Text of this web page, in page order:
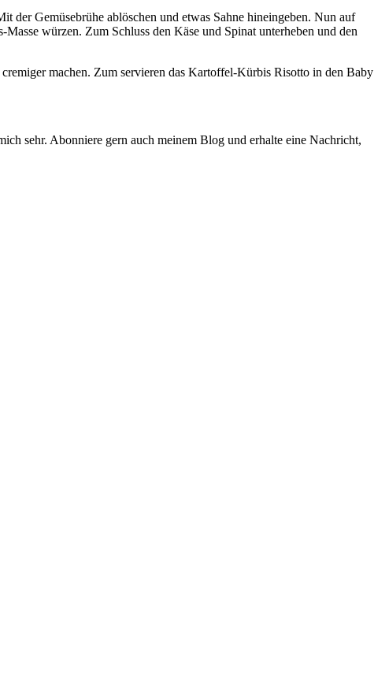
Gemüsebrühe ablöschen und etwas Sahne hineingeben. Nun auf
würzen. Zum Schluss den Käse und Spinat unterheben und den
machen. Zum servieren das Kartoffel-Kürbis Risotto in den Baby
sehr. Abonniere gern auch meinem Blog und erhalte eine Nachricht,